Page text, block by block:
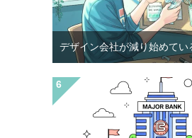
デザイン会社が減り始めてい